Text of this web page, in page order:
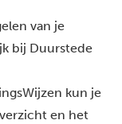
van je
bij Duurstede
kun je
en het